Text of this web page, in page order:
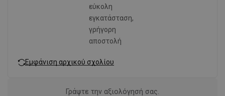
εύκολη
εγκατάσταση,
γρήγορη
αποστολή
Εμφάνιση αρχικού σχολίου
Γράψτε την αξιολόγησή σας.